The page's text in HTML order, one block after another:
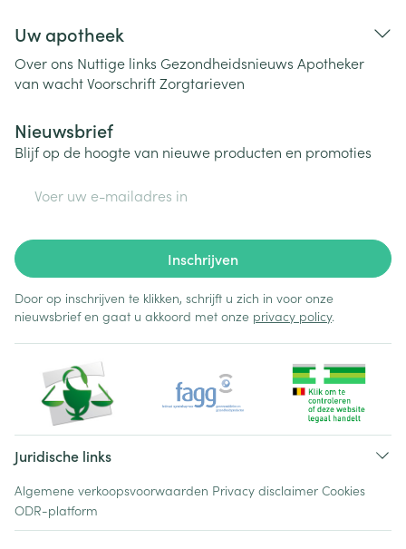
Uw apotheek
Over ons Nuttige links Gezondheidsnieuws Apotheker
van wachtVoorschriftZorgtarieven
Nieuwsbrief
Blijf op de hoogte van nieuwe producten en promoties
Inschrijven
Door op inschrijven te klikken, schrijft u zich in voor onze
nieuwsbrief en gaat u akkoord met onze privacy policy.
Juridische links
Algemene verkoopsvoorwaarden Privacy disclaimer Cookies
ODR-platform